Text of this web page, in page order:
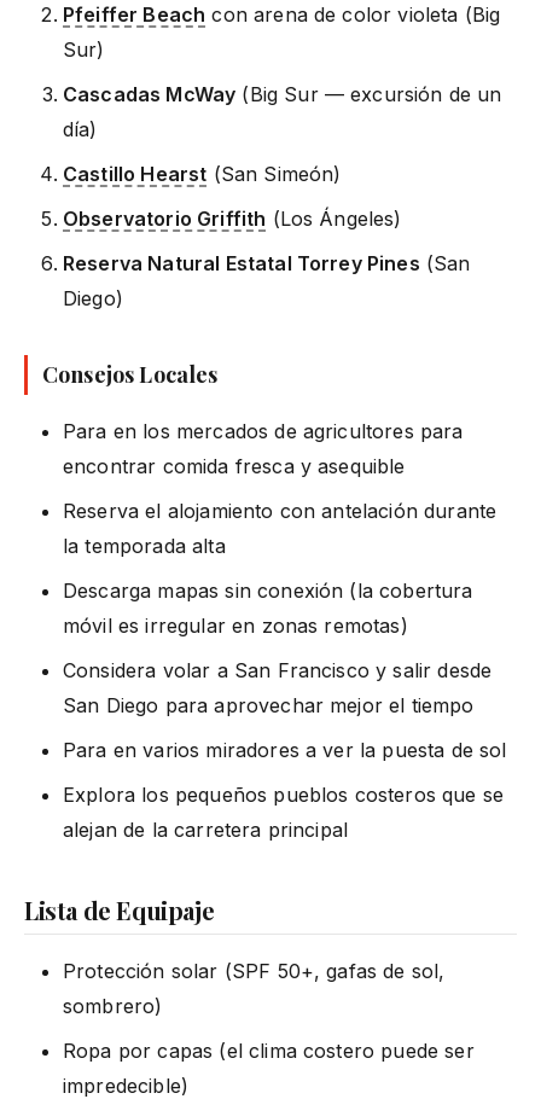
Pfeiffer Beach con arena de color violeta (Big
Sur)
Cascadas McWay (Big Sur — excursión de un
día)
Castillo Hearst (San Simeón)
Observatorio Griffith (Los Ángeles)
Reserva Natural Estatal Torrey Pines (San
Diego)
Consejos Locales
Para en los mercados de agricultores para
encontrar comida fresca y asequible
Reserva el alojamiento con antelación durante
la temporada alta
Descarga mapas sin conexión (la cobertura
móvil es irregular en zonas remotas)
Considera volar a San Francisco y salir desde
San Diego para aprovechar mejor el tiempo
Para en varios miradores a ver la puesta de sol
Explora los pequeños pueblos costeros que se
alejan de la carretera principal
Lista de Equipaje
Protección solar (SPF 50+, gafas de sol,
sombrero)
Ropa por capas (el clima costero puede ser
impredecible)